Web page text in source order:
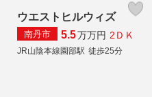
ウエストヒルウィズ
南丹市 5.5万万円 2ＤＫ
JR山陰本線園部駅 徒歩25分